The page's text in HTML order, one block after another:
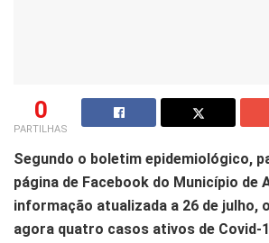
0
PARTILHAS
Segundo o boletim epidemiológico,
página de Facebook do Município de
informação atualizada a 26 de julho,
agora quatro casos ativos de Covid-